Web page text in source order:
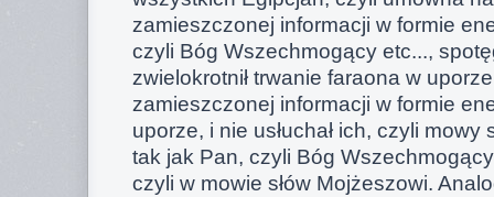
zamieszczonej informacji w formie
czyli Bóg Wszechmogący etc...,
zwielokrotnił trwanie faraona w
zamieszczonej informacji w formie
uporze, i nie usłuchał ich, czyli mowy
tak jak Pan, czyli Bóg
czyli w mowie słów Mojżeszowi.